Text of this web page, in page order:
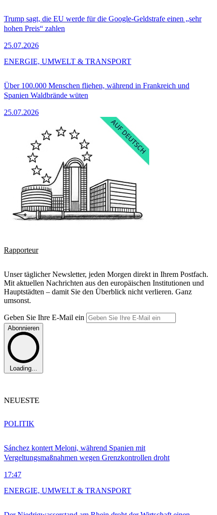
Trump sagt, die EU werde für die Google-Geldstrafe einen „sehr
hohen Preis“ zahlen
25.07.2026
Über 100.000 Menschen fliehen, während in Frankreich und
Spanien Waldbrände wüten
25.07.2026
ENERGIE, UMWELT & TRANSPORT
Rapporteur
Unser täglicher Newsletter, jeden Morgen direkt in Ihrem Postfach.
Mit aktuellen Nachrichten aus den europäischen Institutionen und
Hauptstädten – damit Sie den Überblick nicht verlieren. Ganz
umsonst.
Geben Sie Ihre E-Mail ein
Abonnieren
Loading...
NEUESTE
Sánchez kontert Meloni, während Spanien mit
Vergeltungsmaßnahmen wegen Grenzkontrollen droht
17:47
POLITIK
ENERGIE, UMWELT & TRANSPORT